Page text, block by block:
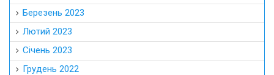
Березень 2023
Лютий 2023
Січень 2023
Грудень 2022